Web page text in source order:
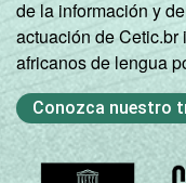
de la información y
actuación de
africanos de lengua
Conozca nuestro